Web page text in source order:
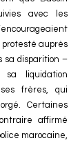
avec les
protesté auprès
sa disparition –
sa liquidation
frères, qui
Certaines
affirmé
marocaine,